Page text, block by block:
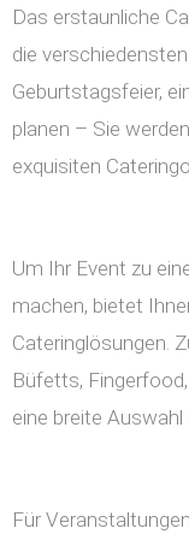
Das erstaunliche
die
Geburtstagsfeier,
planen – Sie
exquisiten
Um Ihr Event zu
machen, bietet
Cateringlösungen.
Büfetts,
eine breite
Für